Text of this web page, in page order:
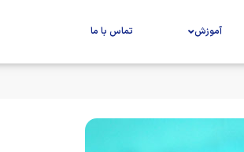
آموزش تماس با ما